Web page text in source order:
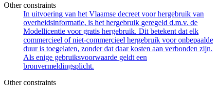
Other constraints
In uitvoering van het Vlaamse decreet voor hergebruik van
overheidsinformatie, is het hergebruik geregeld d.m.v. de
Modellicentie voor gratis hergebruik. Dit betekent dat elk
commercieel of niet-commercieel hergebruik voor onbepaalde
duur is toegelaten, zonder dat daar kosten aan verbonden zijn.
Als enige gebruiksvoorwaarde geldt een
bronvermeldingsplicht.
Other constraints